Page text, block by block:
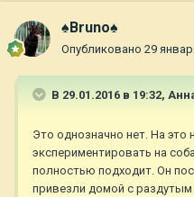
♠Bruno♠
Опубликовано 29
В 29.01.2016 в 19:32,
Это однозначно нет. На это
экспериментировать на
полностью подходит. Он
привезли домой с